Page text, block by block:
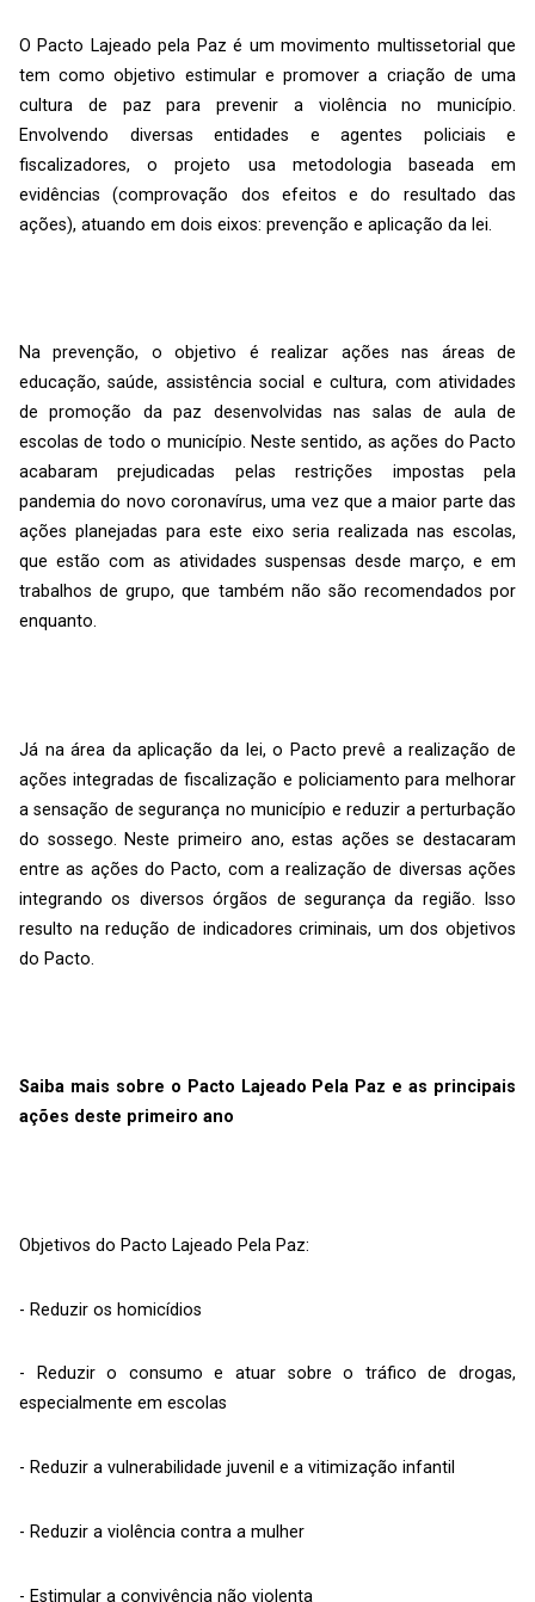
O Pacto Lajeado pela Paz é um movimento multissetorial que
tem como objetivo estimular e promover a criação de uma
cultura de paz para prevenir a violência no município.
Envolvendo diversas entidades e agentes policiais e
fiscalizadores, o projeto usa metodologia baseada em
evidências (comprovação dos efeitos e do resultado das
ações), atuando em dois eixos: prevenção e aplicação da lei.
Na prevenção, o objetivo é realizar ações nas áreas de
educação, saúde, assistência social e cultura, com atividades
de promoção da paz desenvolvidas nas salas de aula de
escolas de todo o município. Neste sentido, as ações do Pacto
acabaram prejudicadas pelas restrições impostas pela
pandemia do novo coronavírus, uma vez que a maior parte das
ações planejadas para este eixo seria realizada nas escolas,
que estão com as atividades suspensas desde março, e em
trabalhos de grupo, que também não são recomendados por
enquanto.
Já na área da aplicação da lei, o Pacto prevê a realização de
ações integradas de fiscalização e policiamento para melhorar
a sensação de segurança no município e reduzir a perturbação
do sossego. Neste primeiro ano, estas ações se destacaram
entre as ações do Pacto, com a realização de diversas ações
integrando os diversos órgãos de segurança da região. Isso
resulto na redução de indicadores criminais, um dos objetivos
do Pacto.
Saiba mais sobre o Pacto Lajeado Pela Paz e as principais
ações deste primeiro ano
Objetivos do Pacto Lajeado Pela Paz:
- Reduzir os homicídios
- Reduzir o consumo e atuar sobre o tráfico de drogas,
especialmente em escolas
- Reduzir a vulnerabilidade juvenil e a vitimização infantil
- Reduzir a violência contra a mulher
- Estimular a convivência não violenta